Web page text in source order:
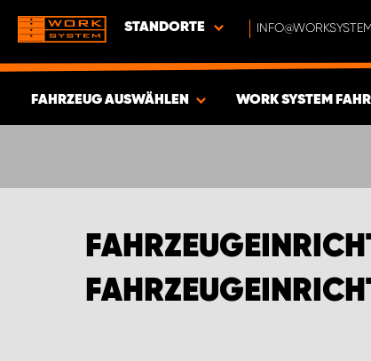
STANDORTE
FAHRZEUG AUSWÄHLEN WORK SYSTEM